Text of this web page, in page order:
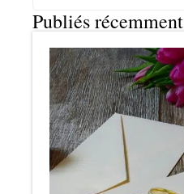
Publiés récemment